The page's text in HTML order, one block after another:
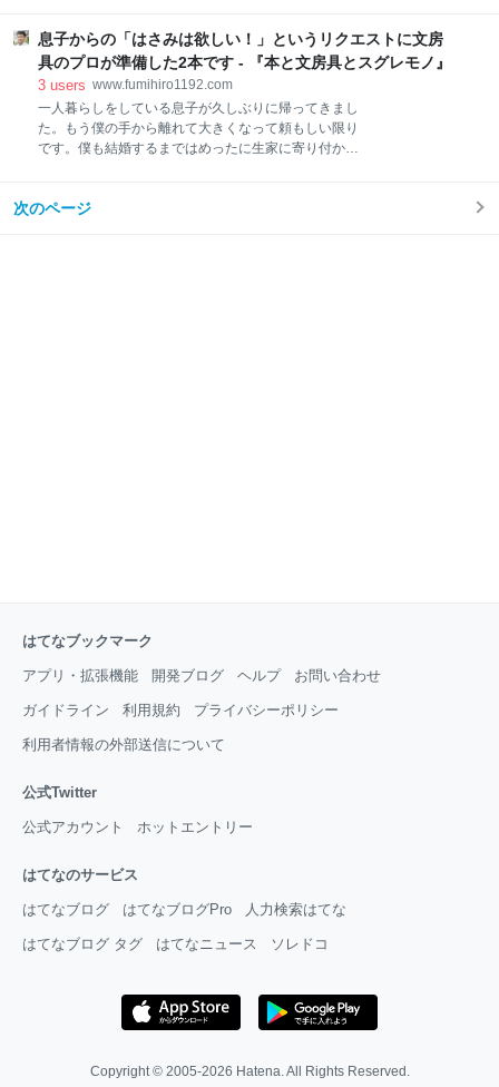
creators.yahoo.co.jp 自分に合ったメモ帳を見つけた
い！おすすめは「RHODIA（ロディア）」豊富なサイ
ズ感でピッタリきます
と右ききとして生きてきましたので、左ききの人たち
はハサミが使いにくいと言っている意味がわかりませ
んでした。でも、文房具朝食会＠名古屋というコミュ
を発足して、色々な文房具ついての知見を深めていく
うちにわかったことも多いです。 そんな僕が無印良品
の「左ききでも使いやすいカッター」を見逃しても良
ーミングをしてきたこの商品をしっかりと検証してみ
息子からの「はさみは欲しい！」というリクエストに文房
具のプロが準備した2本です - 『本と文房具とスグレモノ』
3 users www.fumihiro1192.com
一人暮らしをしている息子が久しぶりに帰ってきまし
た。もう僕の手から離れて大きくなって頼もしい限り
です。僕も結婚するまではめったに生家に寄り付かな
子供がいて、長男、長女、次女というラインアップで
次のページ
はてなブックマーク
アプリ・拡張機能 開発ブログ ヘルプ お問い合わせ
ガイドライン 利用規約 プライバシーポリシー
利用者情報の外部送信について
公式Twitter
公式アカウント ホットエントリー
はてなのサービス
はてなブログ はてなブログPro 人力検索はてな
はてなブログ タグ はてなニュース ソレドコ
Copyright © 2005-2026 Hatena. All Rights Reserved.